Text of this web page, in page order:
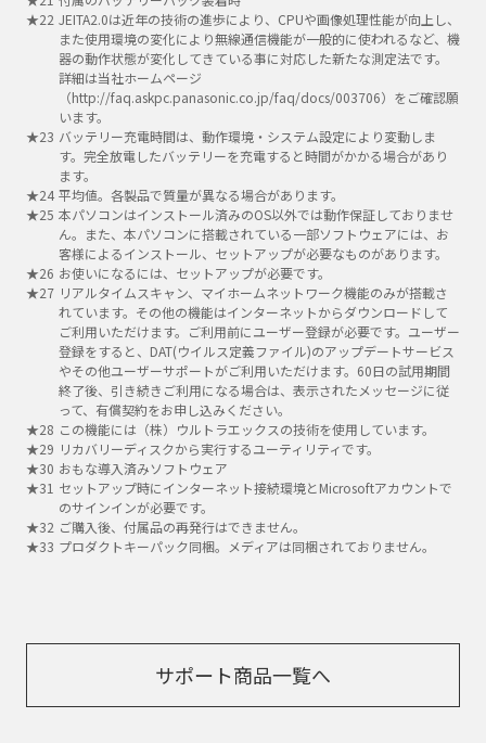
JEITA2.0は近年の技術の進歩により、CPUや画像処理性能が向上し、
また使用環境の変化により無線通信機能が一般的に使われるなど、機
器の動作状態が変化してきている事に対応した新たな測定法です。
詳細は当社ホームページ
（http://faq.askpc.panasonic.co.jp/faq/docs/003706）をご確認願
います。
バッテリー充電時間は、動作環境・システム設定により変動しま
す。完全放電したバッテリーを充電すると時間がかかる場合があり
ます。
平均値。各製品で質量が異なる場合があります。
本パソコンはインストール済みのOS以外では動作保証しておりませ
ん。また、本パソコンに搭載されている一部ソフトウェアには、お
客様によるインストール、セットアップが必要なものがあります。
お使いになるには、セットアップが必要です。
リアルタイムスキャン、マイホームネットワーク機能のみが搭載さ
れています。その他の機能はインターネットからダウンロードして
ご利用いただけます。ご利用前にユーザー登録が必要です。ユーザー
登録をすると、DAT(ウイルス定義ファイル)のアップデートサービス
やその他ユーザーサポートがご利用いただけます。60日の試用期間
終了後、引き続きご利用になる場合は、表示されたメッセージに従
って、有償契約をお申し込みください。
この機能には（株）ウルトラエックスの技術を使用しています。
リカバリーディスクから実行するユーティリティです。
おもな導入済みソフトウェア
セットアップ時にインターネット接続環境とMicrosoftアカウントで
のサインインが必要です。
ご購入後、付属品の再発行はできません。
プロダクトキーパック同梱。メディアは同梱されておりません。
サポート商品一覧へ